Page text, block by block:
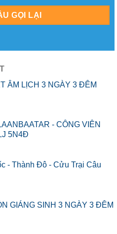
ÂM LỊCH 3 NGÀY 3 ĐÊM
- CÔNG VIÊN
5N4Đ
₫.
- Thành Đô - Cửu Trại Câu
GIÁNG SINH 3 NGÀY 3 ĐÊM